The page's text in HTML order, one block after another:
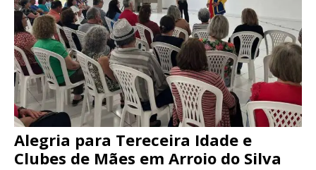
Alegria para Tereceira Idade e
Clubes de Mães em Arroio do Silva